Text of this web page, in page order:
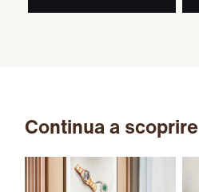
Continua a scoprire